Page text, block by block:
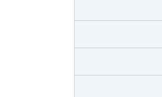
和泉町
和泉町
和泉町